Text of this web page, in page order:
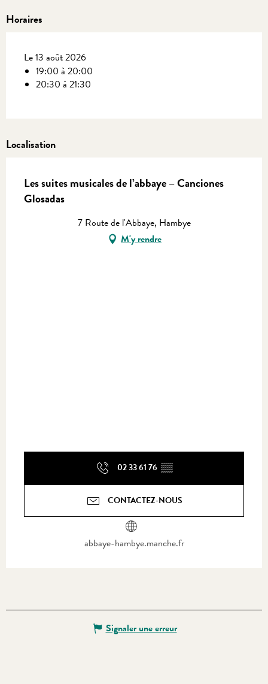
Horaires
Le 13 août 2026
19:00 à 20:00
20:30 à 21:30
Localisation
Les suites musicales de l’abbaye – Canciones
Glosadas
7 Route de l'Abbaye, Hambye
M'y rendre
02 33 61 76 ▒▒
CONTACTEZ-NOUS
abbaye-hambye.manche.fr
Signaler une erreur